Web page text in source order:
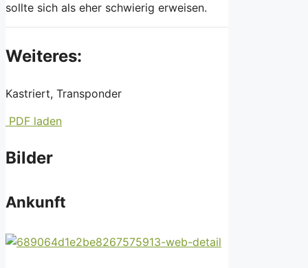
sollte sich als eher schwierig erweisen.
Weiteres:
Kastriert, Transponder
PDF laden
Bilder
Ankunft